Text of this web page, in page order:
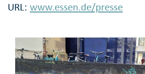
URL: www.essen.de/presse